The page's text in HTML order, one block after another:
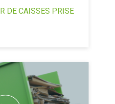
DE CAISSES PRISE